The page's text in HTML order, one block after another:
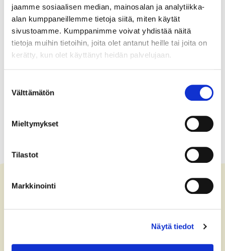
jaamme sosiaalisen median, mainosalan ja analytiikka-
alan kumppaneillemme tietoja siitä, miten käytät
sivustoamme. Kumppanimme voivat yhdistää näitä
tietoja muihin tietoihin, joita olet antanut heille tai joita on
kerätty, kun olet käyttänyt heidän palvelujaan.
valinta
Välttämätön
Mieltymykset
Tilastot
Markkinointi
Näytä tiedot